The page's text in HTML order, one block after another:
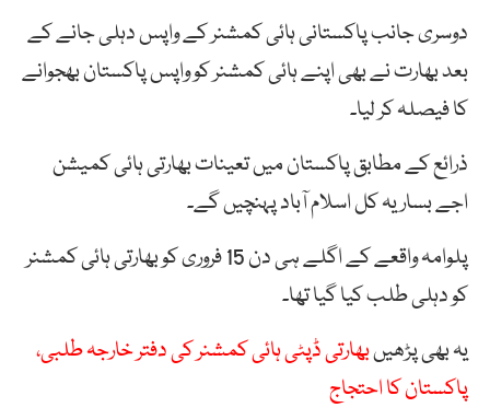
دوسری جانب پاکستانی ہائی کمشنر کے واپس دہلی جانے کے
بعد بھارت نے بھی اپنے ہائی کمشنر کو واپس پاکستان بھجوانے
کا فیصلہ کر لیا۔
ذرائع کے مطابق پاکستان میں تعینات بھارتی ہائی کمیشن
اجے بساریہ کل اسلام آباد پہنچیں گے۔
پلوامہ واقعے کے اگلے ہی دن 15 فروری کو بھارتی ہائی کمشنر
کو دہلی طلب کیا گیا تھا۔
یہ بھی پڑھیںبھارتی ڈپٹی ہائی کمشنر کی دفتر خارجہ طلبی،
پاکستان کا احتجاج